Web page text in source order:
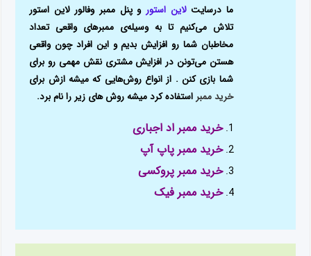
ما درسایتلاین استور و پنل ممبر وفالور لاین استور
تلاش می‌کنیم تا به وسیله‌ی ممبر‌های واقعی تعداد
مخاطبان شما رو افزایش بدیم و این افراد چون واقعی
هستن می‌تونن در افزایش مشتری نقش مهمی رو برای
شما بازی کنن . از انواع روش‌هایی که میشه ازش برای
خرید ممبر استفاده کرد میشه روش های زیر را نام برد.
خرید ممبر اد اجباری
خرید ممبر پاپ آپ
خرید ممبر پروکسی
خرید ممبر فیک